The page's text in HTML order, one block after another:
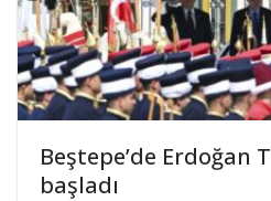
Beştepe’de Erdoğan
başladı